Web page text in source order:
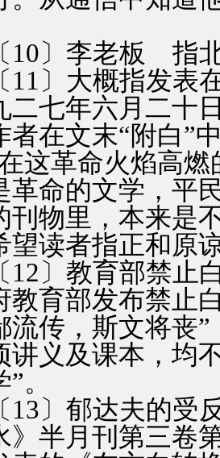
〕李老板 指北
〕大概指发表在
二七年六月二十
者在文末“附白”
革命火焰高燃
革命的文学，平
刊物里，本来
读者指正和原
〕教育部禁止
教育部发布禁止
流传，斯文将丧
讲义及课本，均
。
〕郁达夫的受反
》半月刊第三卷